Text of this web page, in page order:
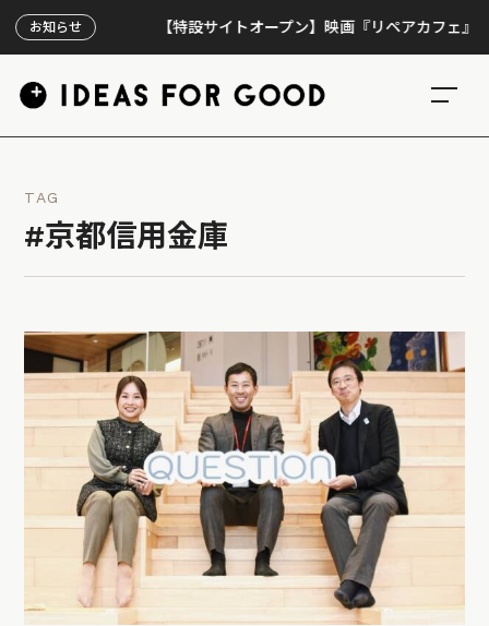
お知らせ 【特設サイトオープン】映画『リペアカフェ』、上映
TAG
#京都信用金庫